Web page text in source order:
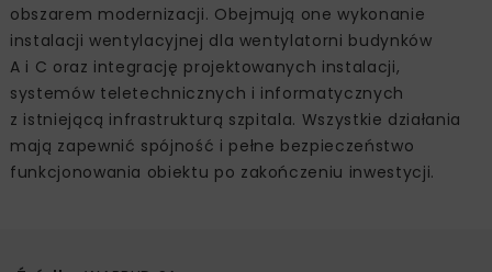
obszarem modernizacji. Obejmują one wykonanie
instalacji wentylacyjnej dla wentylatorni budynków
A i C oraz integrację projektowanych instalacji,
systemów teletechnicznych i informatycznych
z istniejącą infrastrukturą szpitala. Wszystkie działania
mają zapewnić spójność i pełne bezpieczeństwo
funkcjonowania obiektu po zakończeniu inwestycji.